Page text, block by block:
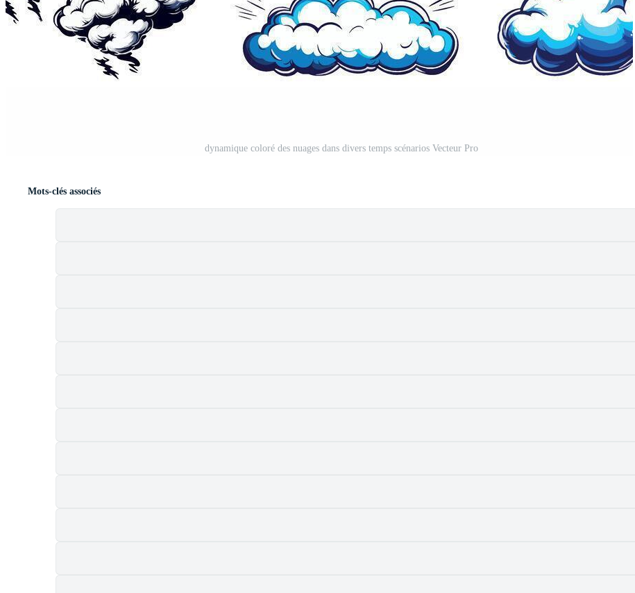
dynamique coloré des nuages dans divers temps scénarios Vecteur Pro
Mots-clés associés